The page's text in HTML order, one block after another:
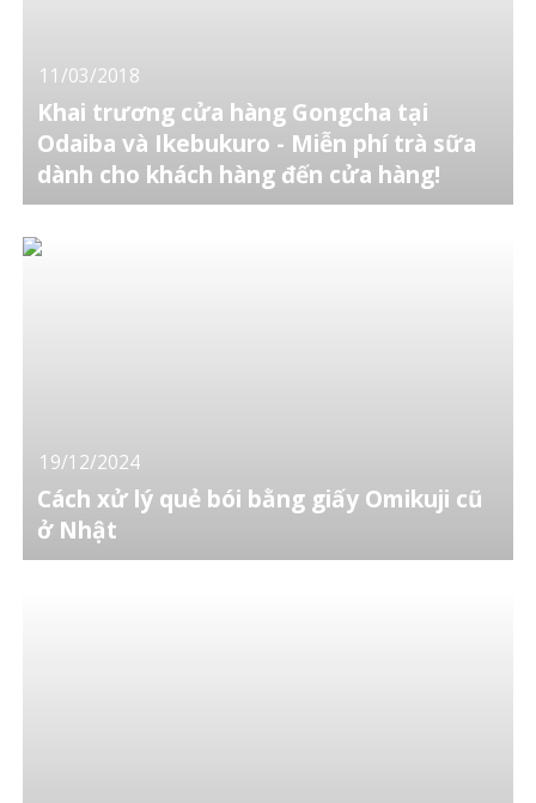
11/03/2018
Khai trương cửa hàng Gongcha tại
Odaiba và Ikebukuro - Miễn phí trà sữa
dành cho khách hàng đến cửa hàng!
19/12/2024
Cách xử lý quẻ bói bằng giấy Omikuji cũ
ở Nhật